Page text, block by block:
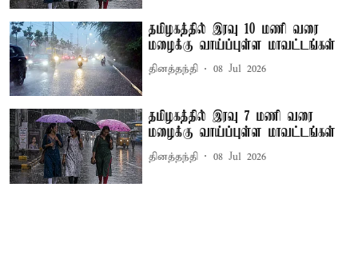
தமிழகத்தில் இரவு 10 மணி வரை
மழைக்கு வாய்ப்புள்ள மாவட்டங்கள்
தினத்தந்தி 08 Jul 2026
தமிழகத்தில் இரவு 7 மணி வரை
மழைக்கு வாய்ப்புள்ள மாவட்டங்கள்
தினத்தந்தி 08 Jul 2026